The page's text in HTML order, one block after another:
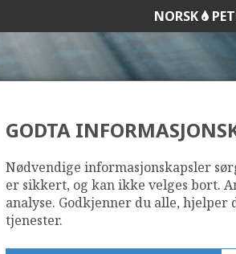
NORSK
GODTA
Nødvendige informasjonskapsler
er sikkert, og kan ikke velges bort.
analyse. Godkjenner du alle, hjelper
tjenester.